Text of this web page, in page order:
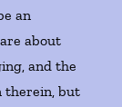
an
about
and the
therein, but